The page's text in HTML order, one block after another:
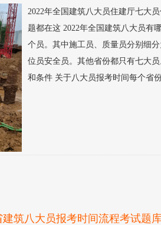
2022年全国建筑八大员住建厅七大
题都在这 2022年全国建筑八大员有
个员。其中施工员、质量员分别细
位员安全员。其他省份都只有七大
和条件 关于八大员报考时间每个省
建筑八大员报考时间流程考试题